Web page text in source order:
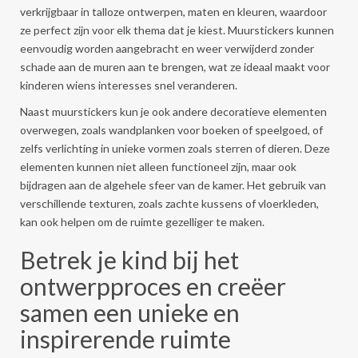
verkrijgbaar in talloze ontwerpen, maten en kleuren, waardoor
ze perfect zijn voor elk thema dat je kiest. Muurstickers kunnen
eenvoudig worden aangebracht en weer verwijderd zonder
schade aan de muren aan te brengen, wat ze ideaal maakt voor
kinderen wiens interesses snel veranderen.
Naast muurstickers kun je ook andere decoratieve elementen
overwegen, zoals wandplanken voor boeken of speelgoed, of
zelfs verlichting in unieke vormen zoals sterren of dieren. Deze
elementen kunnen niet alleen functioneel zijn, maar ook
bijdragen aan de algehele sfeer van de kamer. Het gebruik van
verschillende texturen, zoals zachte kussens of vloerkleden,
kan ook helpen om de ruimte gezelliger te maken.
Betrek je kind bij het
ontwerpproces en creëer
samen een unieke en
inspirerende ruimte